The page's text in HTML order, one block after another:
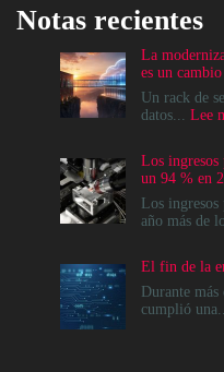
Notas recientes
La
es un
Un rack de
datos... Lee
Los ingresos
un 94 % en
Los ingresos
año más de
El fin de la
Durante más
cumplió